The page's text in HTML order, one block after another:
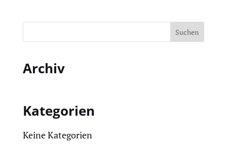
Archiv
Kategorien
Keine Kategorien